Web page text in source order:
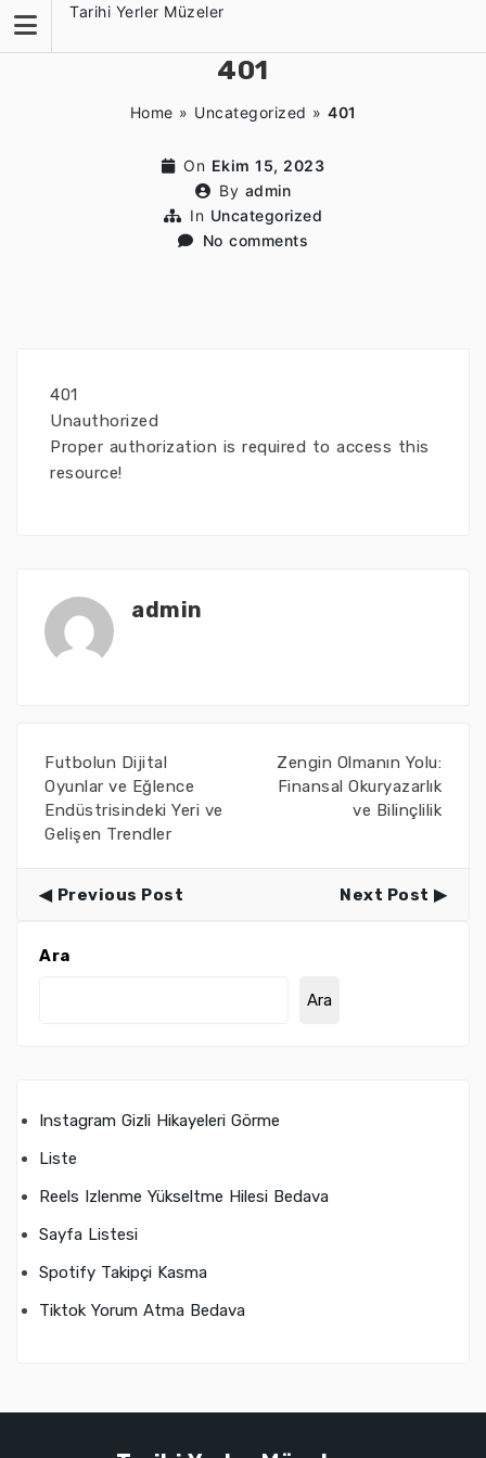
content
Tarihi Yerler Müzeler
401
Home » Uncategorized » 401
On Ekim 15, 2023
By admin
In Uncategorized
No comments
401
Unauthorized
Proper authorization is required to access this
resource!
admin
Futbolun Dijital
Oyunlar ve Eğlence
Endüstrisindeki Yeri ve
Gelişen Trendler
Zengin Olmanın Yolu:
Finansal Okuryazarlık
ve Bilinçlilik
Previous Post Next Post
Ara
Ara
Instagram Gizli Hikayeleri Görme
Liste
Reels Izlenme Yükseltme Hilesi Bedava
Sayfa Listesi
Spotify Takipçi Kasma
Tiktok Yorum Atma Bedava